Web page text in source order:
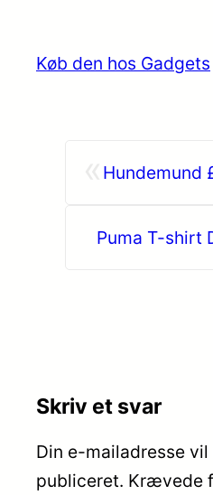
Køb den hos Gadgets
Hundemund
Puma T-shirt
Skriv et svar
Din e-mailadresse
publiceret. Krævede